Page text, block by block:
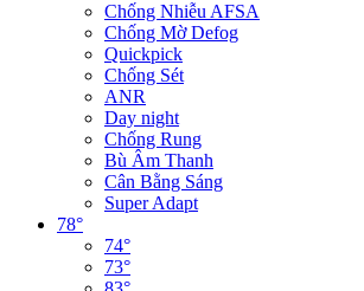
Chống Nhiễu AFSA
Chống Mờ Defog
Quickpick
Chống Sét
ANR
Day night
Chống Rung
Bù Âm Thanh
Cân Bằng Sáng
Super Adapt
78°
74°
73°